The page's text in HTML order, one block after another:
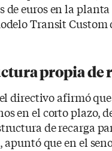
de euros en la
Transit Custom
propia de
directivo afirmó
en el corto plazo,
de recarga
que en el